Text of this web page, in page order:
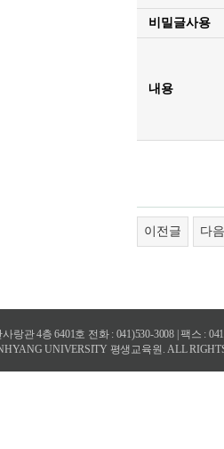
비밀글사용
내용
이전글 다
랑관 4층 6401호 전화 : 041)530-3008 | 팩스 :
UNIVERSITY 평생교육원. ALL